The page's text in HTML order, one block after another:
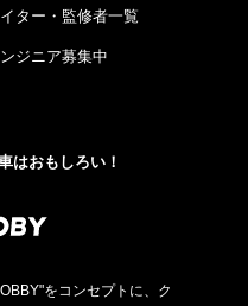
ター・監修者一覧
ジニア募集中
はおもしろい！
をコンセプトに、ク